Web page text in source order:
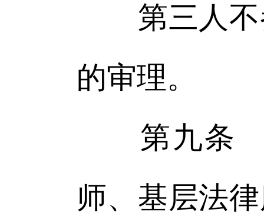
第三人不
的审理。
第九条 申
师、基层法